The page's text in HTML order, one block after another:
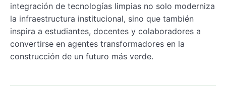
integración de tecnologías limpias no solo moderniza
la infraestructura institucional, sino que también
inspira a estudiantes, docentes y colaboradores a
convertirse en agentes transformadores en la
construcción de un futuro más verde.